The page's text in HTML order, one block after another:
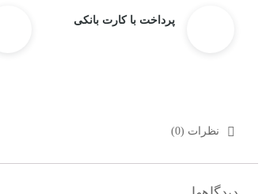
پرداخت با کارت بانکی
نظرات (0)